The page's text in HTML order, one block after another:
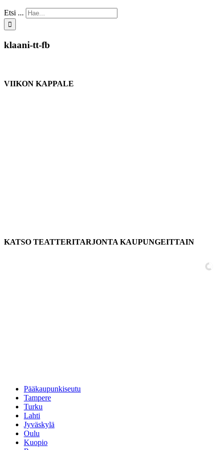
Etsi ...
klaani-tt-fb
VIIKON KAPPALE
KATSO TEATTERITARJONTA KAUPUNGEITTAIN
Pääkaupunkiseutu
Tampere
Turku
Lahti
Jyväskylä
Oulu
Kuopio